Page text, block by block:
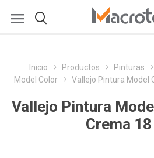
Inicio Productos Pinturas
Model Color
Vallejo Pintura Model
Vallejo Pintura
Crema